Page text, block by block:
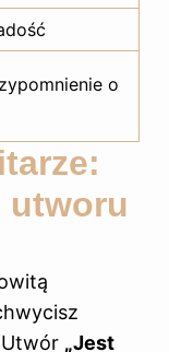
o
utworu
„Jest